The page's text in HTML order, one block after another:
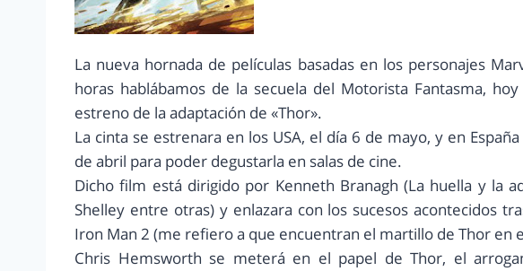
La nueva hornada de películas basadas en los personajes
horas hablábamos de la secuela del Motorista Fantasma,
estreno de la adaptación de «Thor».
La cinta se estrenara en los USA, el día 6 de mayo, y en
de abril para poder degustarla en salas de cine.
Dicho film está dirigido por Kenneth Branagh (La huella y la
Shelley entre otras) y enlazara con los sucesos acontecidos
Iron Man 2 (me refiero a que encuentran el martillo de Thor en
Chris Hemsworth se meterá en el papel de Thor, el